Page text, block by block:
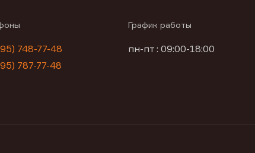
748-77-48
787-77-48
График работы
пн-пт : 09:00-18:00